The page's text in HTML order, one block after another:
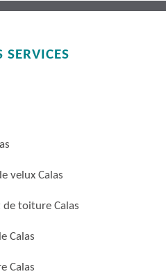
SERVICES
velux Calas
de toiture Calas
Calas
Calas